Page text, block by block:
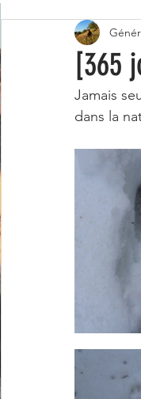
[365
Jamais
dans la